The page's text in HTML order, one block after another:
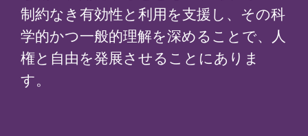
制約なき有効性と利用を支援し、その科
学的かつ一般的理解を深めることで、人
権と自由を発展させることにありま
す。